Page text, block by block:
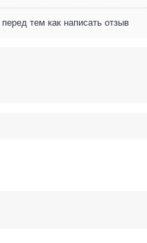
перед тем как написать отзыв